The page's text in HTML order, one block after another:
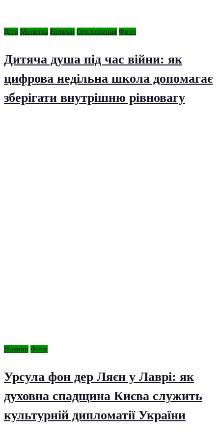
Діти Молитва Новини Оголошення Фото
Дитяча душа під час війни: як
цифрова недільна школа допомагає
зберігати внутрішню рівновагу
Новини Фото
Урсула фон дер Ляєн у Лаврі: як
духовна спадщина Києва служить
культурній дипломатії України